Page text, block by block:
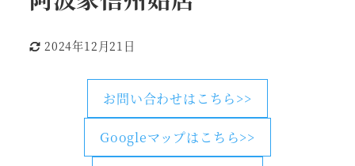
更新日
2024年12月21日
お問い合わせはこちら>>
Googleマップはこちら>>